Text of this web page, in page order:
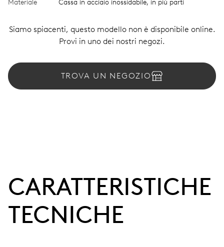
Materiale Cassa in acciaio inossidabile, in più parti
Siamo spiacenti, questo modello non è disponibile online.
Provi in uno dei nostri negozi.
TROVA UN NEGOZIO
CARATTERISTICHE
TECNICHE